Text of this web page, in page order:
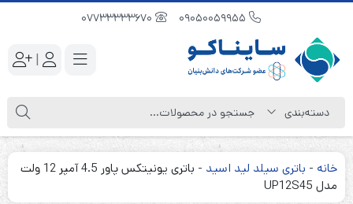
|
خانه - باتری سیلد لید اسید -
باتری یونیتکس پاور 4.5 آمپر 12 ولت
مدل UP12S45